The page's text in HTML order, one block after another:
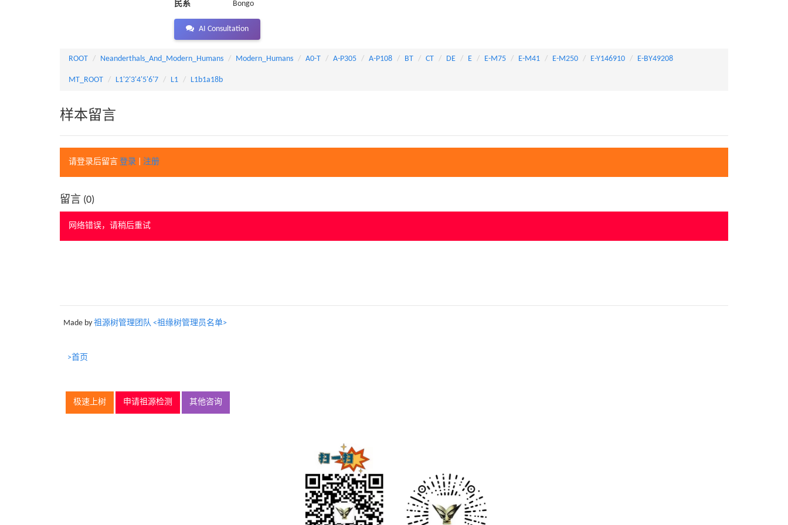
民系 Bongo
AI Consultation
ROOT Neanderthals_And_Modern_Humans Modern_Humans A0-T A-P305 A-P108 BT CT DE E E-M75 E-M41 E-M250 E-Y146910 E-BY49208
MT_ROOT L1'2'3'4'5'6'7 L1 L1b1a18b
样本留言
请登录后留言 登录 注册
留言 (0)
网络错误，请稍后重试
Made by 祖源树管理团队 <祖缘树管理员名单>
>首页
极速上树 申请祖源检测 其他咨询